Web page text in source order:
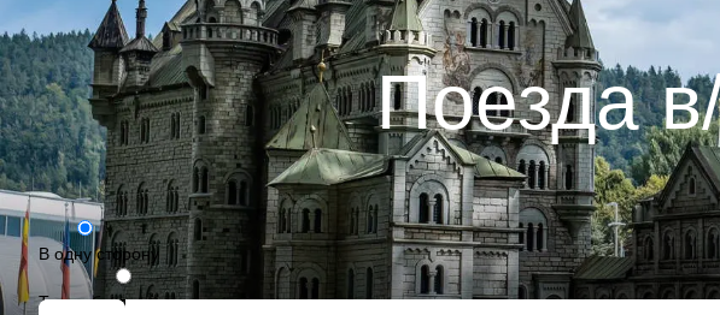
Поезда
В одну сторону
Туда-обратно